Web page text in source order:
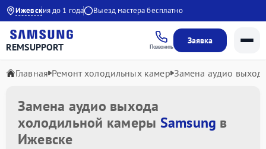
Ижевск
Гарантия до 1 года Выезд мастера бесплатно
REMSUPPORT Позвонить
Заявка
Главная Ремонт холодильных камер Замена аудио
Замена аудио выхода
холодильной камеры Samsung в
Ижевске